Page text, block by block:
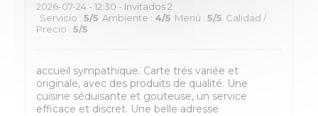
2026-07-24 - 12:30 - Invitados 2
Servicio : 5/5 Ambiente : 4/5 Menú : 5/5 Calidad /
Precio : 5/5
accueil sympathique. Carte trés variée et
originale, avec des produits de qualité. Une
cuisine séduisante et gouteuse, un service
efficace et discret. Une belle adresse